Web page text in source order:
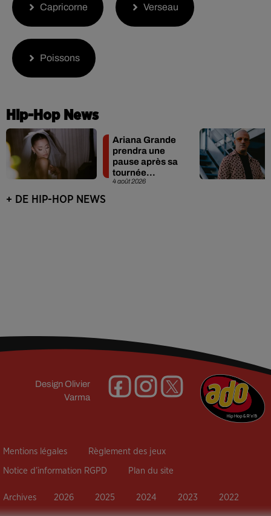
Capricorne Verseau
Poissons
Hip-Hop News
3 août 2026
Rim’K revient
bien entouré
dans son
nouvel EP
« Soleil de
+ DE HIP-HOP NEWS
Design Olivier
Varma
Mentions légales Règlement des jeux
Notice d’information RGPD Plan du site
Archives 2026 2025 2024 2023 2022